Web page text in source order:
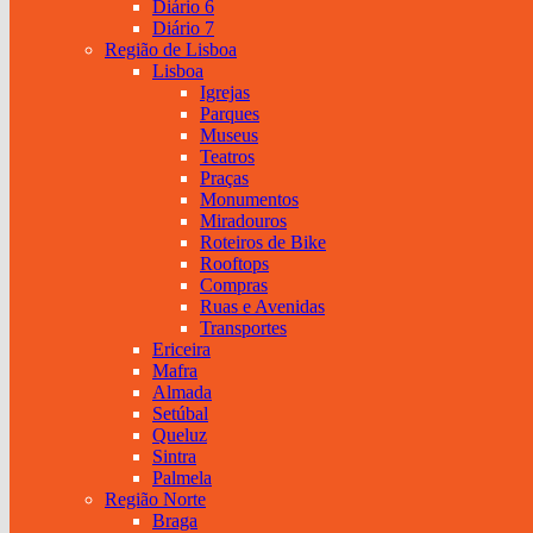
Diário 6
Diário 7
Região de Lisboa
Lisboa
Igrejas
Parques
Museus
Teatros
Praças
Monumentos
Miradouros
Roteiros de Bike
Rooftops
Compras
Ruas e Avenidas
Transportes
Ericeira
Mafra
Almada
Setúbal
Queluz
Sintra
Palmela
Região Norte
Braga